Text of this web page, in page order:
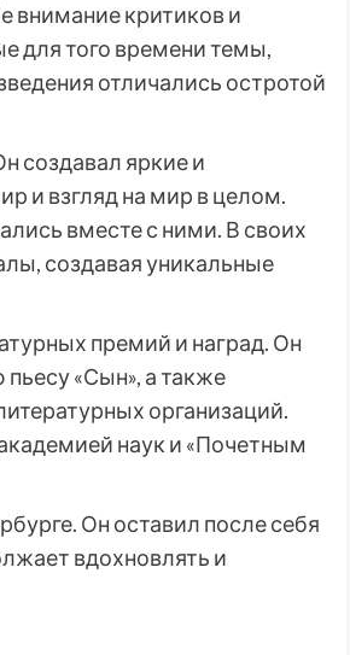
внимание критиков и
для того времени темы,
отличались остротой
создавал яркие и
и взгляд на мир в целом.
вместе с ними. В своих
создавая уникальные
премий и наград. Он
«Сын», а также
организаций.
наук и «Почетным
Он оставил после себя
вдохновлять и